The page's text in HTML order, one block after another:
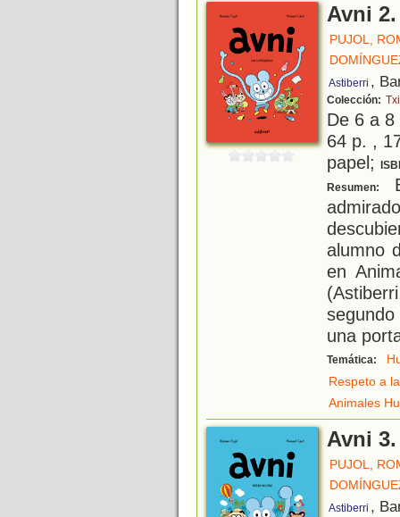
Avni
PUJOL,
Astiberri ,
Colección:
De 6 a
64 p. ,
papel;
Resumen:
alumno
en
una
Temática:
Respeto a
Animales
Avni
PUJOL,
Astiberri ,